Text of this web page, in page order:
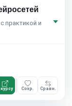
практикой и
курсу Сохр. Сравн.